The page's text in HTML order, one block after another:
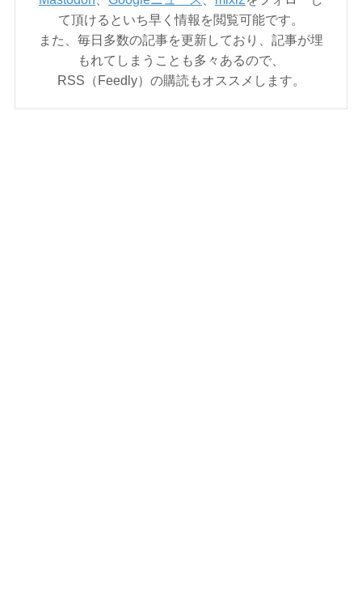
て頂けるといち早く情報を閲覧可能です。
また、毎日多数の記事を更新しており、記事が埋
もれてしまうことも多々あるので、
RSS（Feedly）の購読もオススメします。